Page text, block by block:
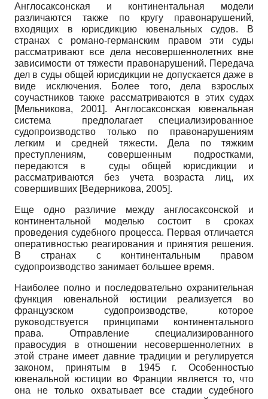
Англосаксонская и континентальная модели
различаются также по кругу правонарушений,
входящих в юрисдикцию ювенальных судов. В
странах с романо-германским правом эти суды
рассматривают все дела несовершеннолетних вне
зависимости от тяжести правонарушений. Передача
дел в суды общей юрисдикции не допускается даже в
виде исключения. Более того, дела взрослых
соучастников также рассматриваются в этих судах
[Мельникова, 2001]. Англосаксонская ювенальная
система предполагает специализированное
судопроизводство только по правонарушениям
легким и средней тяжести. Дела по тяжким
преступлениям, совершенным подростками,
передаются в суды общей юрисдикции и
рассматриваются без учета возраста лиц, их
совершивших [Ведерникова, 2005].
Еще одно различие между англосаксонской и
континентальной моделью состоит в сроках
проведения судебного процесса. Первая отличается
оперативностью реагирования и принятия решения.
В странах с континентальным правом
судопроизводство занимает большее время.
Наиболее полно и последовательно охранительная
функция ювенальной юстиции реализуется во
французском судопроизводстве, которое
руководствуется принципами континентального
права. Отправление специализированного
правосудия в отношении несовершеннолетних в
этой стране имеет давние традиции и регулируется
законом, принятым в 1945 г. Особенностью
ювенальной юстиции во Франции является то, что
она не только охватывает все стадии судебного